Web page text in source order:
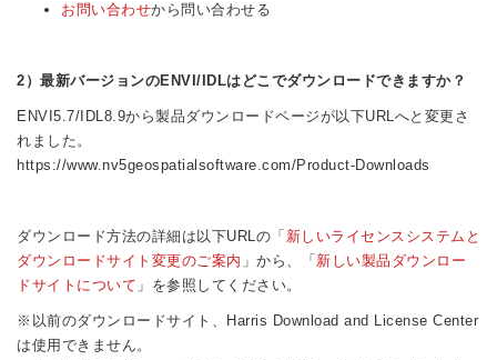
お問い合わせから問い合わせる
2）最新バージョンのENVI/IDLはどこでダウンロードできますか？
ENVI5.7/IDL8.9から製品ダウンロードページが以下URLへと変更さ
れました。
https://www.nv5geospatialsoftware.com/Product-Downloads
ダウンロード方法の詳細は以下URLの「 新しいライセンスシステムと
ダウンロードサイト変更のご案内 」から、「 新しい製品ダウンロー
ドサイトについて 」を参照してください。
※以前のダウンロードサイト、Harris Download and License Center
は使用できません。